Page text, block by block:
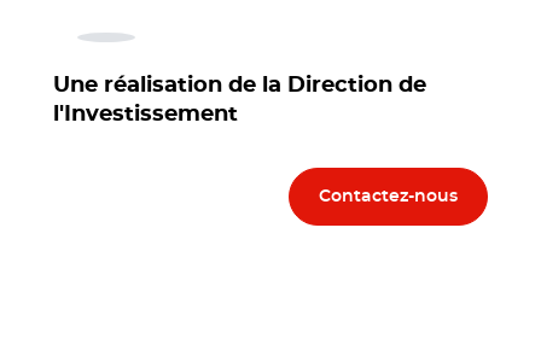
Une réalisation de la Direction de
l'Investissement
Contactez-nous